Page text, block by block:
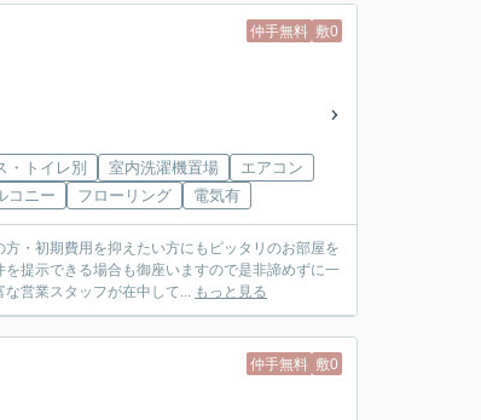
仲手無料 敷0
・トイレ別 室内洗濯機置場
エアコン
コニー
フローリング 電気有
・初期費用を抑えたい方にもピッタリのお部屋を
提示できる場合も御座いますので是非諦めずに一
豊富な営業スタッフが在中して... もっと見る
仲手無料 敷0